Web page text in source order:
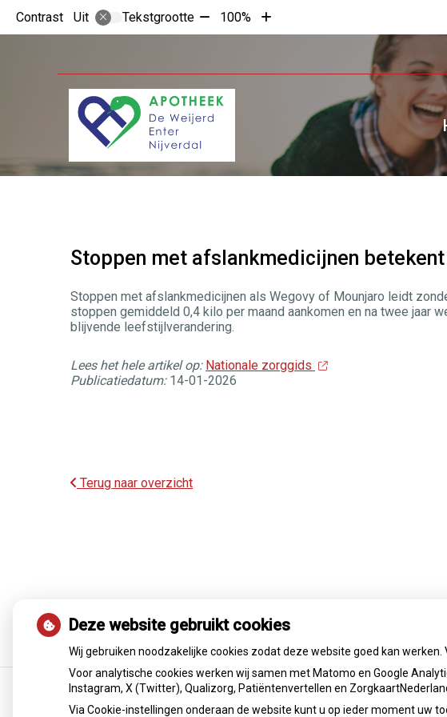
Contrast Uit Tekstgrootte Tekst
verkleinen
100%
Tekst
vergroten
Stoppen met afslankmedicijnen
Stoppen met afslankmedicijnen als Wegovy of Mounjaro leidt
stoppen gemiddeld 0,4 kilo per maand aankomen en na twee jaar
blijvende leefstijlverandering.
Lees het hele artikel op: Nationale zorggids
Publicatiedatum: 14-01-2026
Terug naar overzicht
Deze website gebruikt cookies
Wij gebruiken noodzakelijke cookies zodat deze website goed kan
Voor analytische cookies werken wij samen met Matomo en Google
Instagram, X (Twitter), Qualizorg, Patiëntenvertellen en
Via Cookie-instellingen onderaan de website kunt u op ieder moment uw